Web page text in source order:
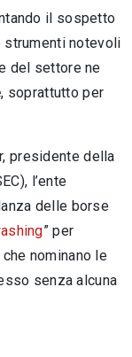
il sospetto
notevoli
del settore ne
, soprattutto per
presidente della
l’ente
delle borse
” per
nominano le
senza alcuna